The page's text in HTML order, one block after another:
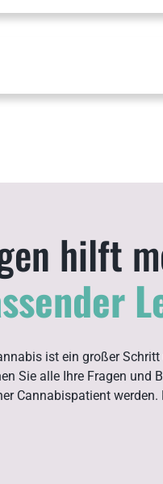
hilft
ist ein großer
Sie alle Ihre Fragen
Cannabispatient